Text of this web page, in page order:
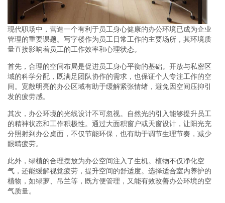
现代职场中，营造一个有利于员工身心健康的办公环境已成为企业
管理的重要课题。写字楼作为员工日常工作的主要场所，其环境质
量直接影响着员工的工作效率和心理状态。
首先，合理的空间布局是促进员工身心平衡的基础。开放与私密区
域的科学分配，既满足团队协作的需求，也保证个人专注工作的空
间。宽敞明亮的办公区域有助于缓解紧张情绪，避免因空间压抑引
发的疲劳感。
其次，办公环境的光线设计不可忽视。自然光的引入能够提升员工
的精神状态和工作积极性。通过大面积窗户或天窗设计，让阳光充
分照射到办公桌面，不仅节能环保，也有助于调节生理节奏，减少
眼睛疲劳。
此外，绿植的合理摆放为办公空间注入了生机。植物不仅净化空
气，还能缓解视觉疲劳，提升空间的舒适度。选择适合室内养护的
植物，如绿萝、吊兰等，既方便管理，又能有效改善办公环境的空
气质量。